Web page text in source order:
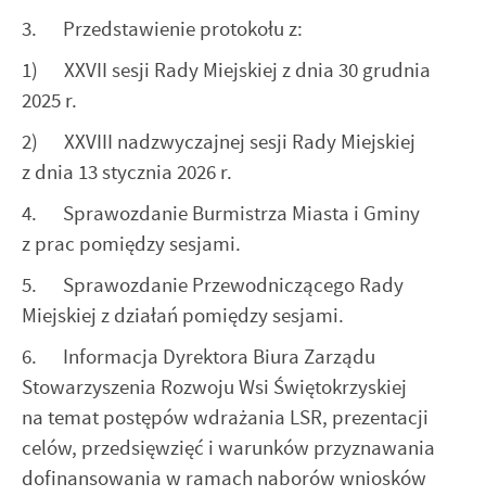
3. Przedstawienie protokołu z:
1) XXVII sesji Rady Miejskiej z dnia 30 grudnia
2025 r.
2) XXVIII nadzwyczajnej sesji Rady Miejskiej
z dnia 13 stycznia 2026 r.
4. Sprawozdanie Burmistrza Miasta i Gminy
z prac pomiędzy sesjami.
5. Sprawozdanie Przewodniczącego Rady
Miejskiej z działań pomiędzy sesjami.
6. Informacja Dyrektora Biura Zarządu
Stowarzyszenia Rozwoju Wsi Świętokrzyskiej
na temat postępów wdrażania LSR, prezentacji
celów, przedsięwzięć i warunków przyznawania
dofinansowania w ramach naborów wniosków
internetowej. Treści promocyjne mogą pojawić się na
partnerami oraz innych dostawców usług. Firmy te działają
w charakterze pośredników prezentujących nasze treści w
społecznościowych.